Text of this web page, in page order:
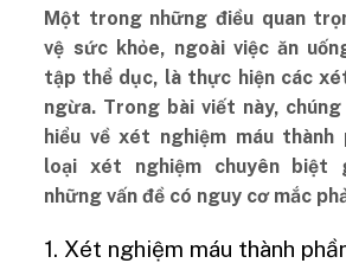
Một trong những điều quan
vệ sức khỏe, ngoài việc ăn
tập thể dục, là thực hiện các
ngừa. Trong bài viết này,
hiểu về xét nghiệm máu thành
loại xét nghiệm chuyên biệt
những vấn đề có nguy cơ mắc
1. Xét nghiệm máu thành